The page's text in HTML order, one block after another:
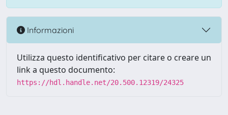
Informazioni
Utilizza questo identificativo per citare o creare un
link a questo documento:
https://hdl.handle.net/20.500.12319/24325